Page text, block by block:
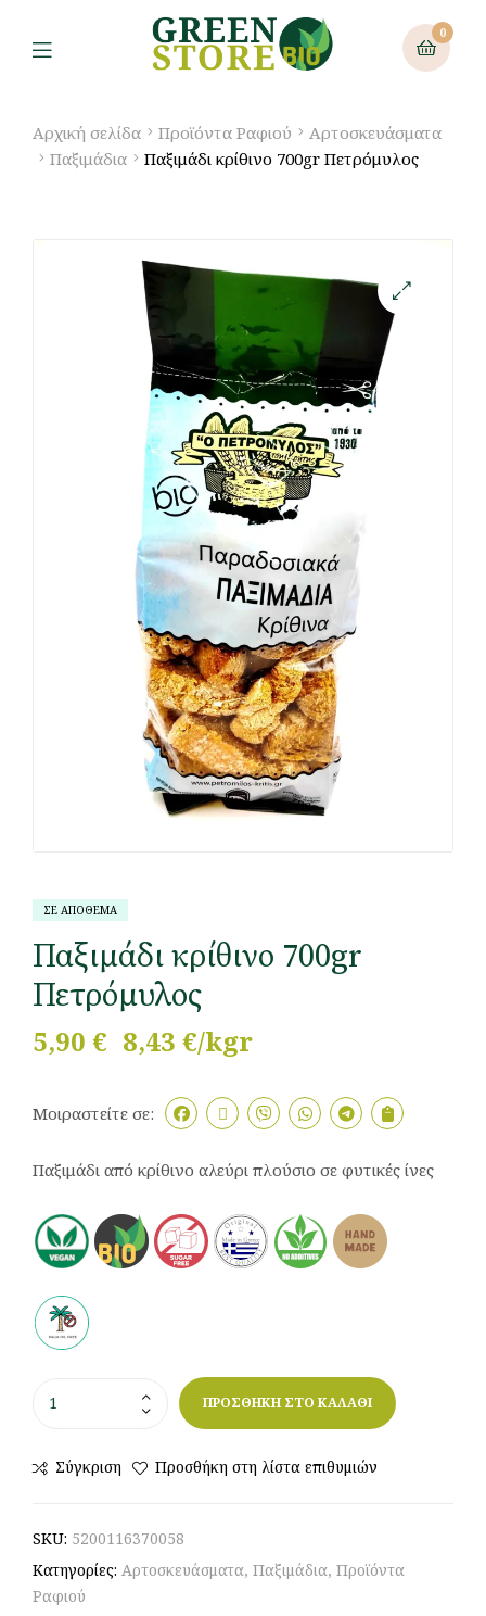
0
Αρχική σελίδα Προϊόντα Ραφιού
Αρτοσκευάσματα
Παξιμάδια
Παξιμάδι κρίθινο 700gr Πετρόμυλος
ΣΕ ΑΠΟΘΕΜΑ
Παξιμάδι κρίθινο 700gr
Πετρόμυλος
5,90 € 8,43 €/kgr
Μοιραστείτε σε:
Παξιμάδι από κρίθινο αλεύρι πλούσιο σε φυτικές ίνες
ΠΡΟΣΘΗΚΗ ΣΤΟ ΚΑΛΑΘΙ
Σύγκριση Προσθήκη στη λίστα επιθυμιών
SKU: 5200116370058
Κατηγορίες: Αρτοσκευάσματα, Παξιμάδια, Προϊόντα
Ραφιού